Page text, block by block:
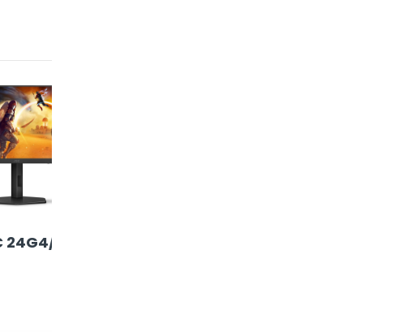
24G4/P